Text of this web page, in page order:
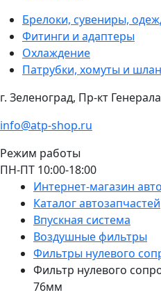
Брелоки, сувениры,
Фитинги и адаптеры
Охлаждение
Патрубки, хомуты и
г. Зеленоград, Пр-кт
info@atp-shop.ru
Режим работы
ПН-ПТ 10:00-18:00
Интернет-магазин
Каталог автозапчастей
Впускная система
Воздушные фильтры
Фильтры нулевого
Фильтр нулевого
76мм